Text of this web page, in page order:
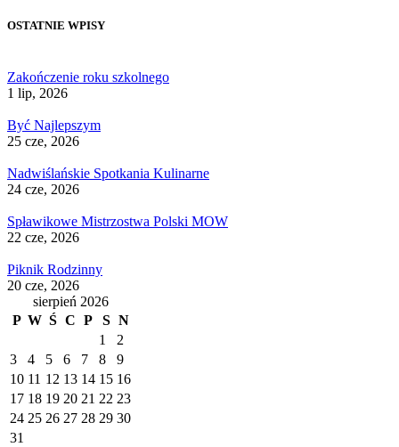
OSTATNIE WPISY
Zakończenie roku szkolnego
1 lip, 2026
Być Najlepszym
25 cze, 2026
Nadwiślańskie Spotkania Kulinarne
24 cze, 2026
Spławikowe Mistrzostwa Polski MOW
22 cze, 2026
Piknik Rodzinny
20 cze, 2026
sierpień 2026
P W Ś C P S N
1
2
3
4 5 6 7 8
9
10 11 12 13 14 15 16
17 18 19 20 21 22 23
24 25 26 27 28 29 30
31